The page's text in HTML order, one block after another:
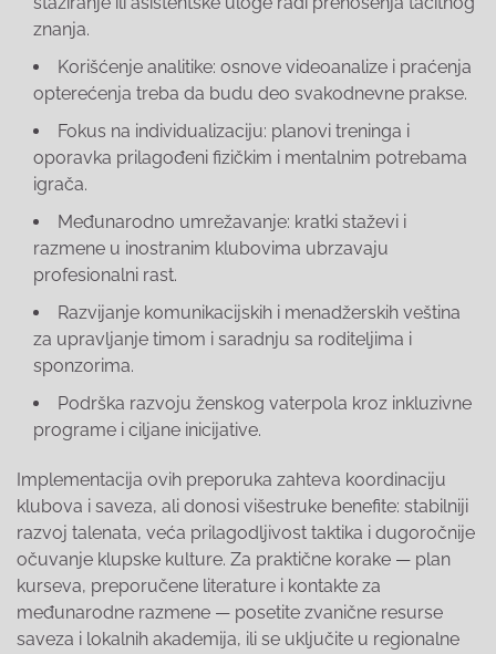
znanja.
Korišćenje analitike: osnove videoanalize i praćenja
opterećenja treba da budu deo svakodnevne prakse.
Fokus na individualizaciju: planovi treninga i
oporavka prilagođeni fizičkim i mentalnim potrebama
igrača.
Međunarodno umrežavanje: kratki staževi i
razmene u inostranim klubovima ubrzavaju
profesionalni rast.
Razvijanje komunikacijskih i menadžerskih veština
za upravljanje timom i saradnju sa roditeljima i
sponzorima.
Podrška razvoju ženskog vaterpola kroz inkluzivne
programe i ciljane inicijative.
Implementacija ovih preporuka zahteva koordinaciju
klubova i saveza, ali donosi višestruke benefite: stabilniji
razvoj talenata, veća prilagodljivost taktika i dugoročnije
očuvanje klupske kulture. Za praktične korake — plan
kurseva, preporučene literature i kontakte za
međunarodne razmene — posetite zvanične resurse
saveza i lokalnih akademija, ili se uključite u regionalne